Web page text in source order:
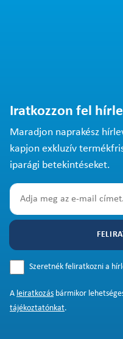
Iratkozzon fel
Maradjon naprakész
kapjon exkluzív
iparági betekintéseket.
Szeretnék feliratkozni a
A leiratkozás bármikor
tájékoztatónkat.